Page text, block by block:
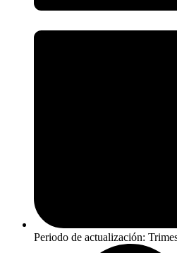
Periodo de actualización: